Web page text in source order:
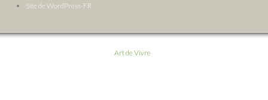
Site de WordPress-FR
Art de Vivre